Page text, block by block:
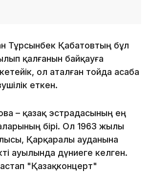
Тұрсынбек Қабатовтың бұл
қалғанын байқауға
ол аталған тойда асаба
еткен.
– қазақ эстрадасының ең
бірі. Ол 1963 жылы
Қарқаралы ауданына
ауылында дүниеге келген.
"Қазақконцерт"